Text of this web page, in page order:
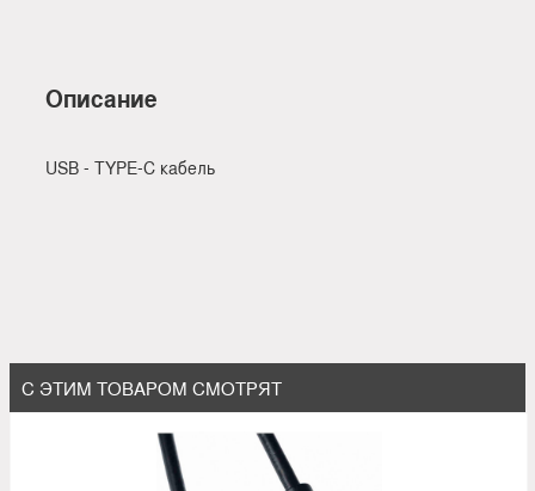
Описание
USB - TYPE-C кабель
С ЭТИМ ТОВАРОМ СМОТРЯТ